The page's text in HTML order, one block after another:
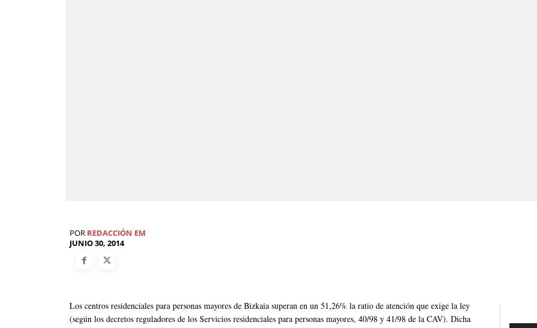
POR REDACCIÓN EM
JUNIO 30, 2014
Los centros residenciales para personas mayores de Bizkaia superan en un 51,26% la ratio de atención que exige la ley
(según los decretos reguladores de los Servicios residenciales para personas mayores, 40/98 y 41/98 de la CAV). Dicha